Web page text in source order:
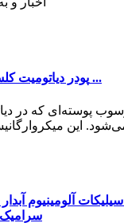
پودر دیاتومیت کلسینه شده با شار دیاتومه ...
پوسته‌ای که در
این
آلومینیوم